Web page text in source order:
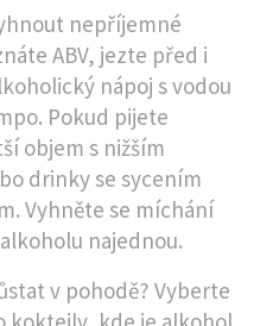
nepříjemné
ABV, jezte před i
nápoj s vodou
Pokud pijete
objem s nižším
drinky se sycením
Vyhněte se míchání
najednou.
v pohodě? Vyberte